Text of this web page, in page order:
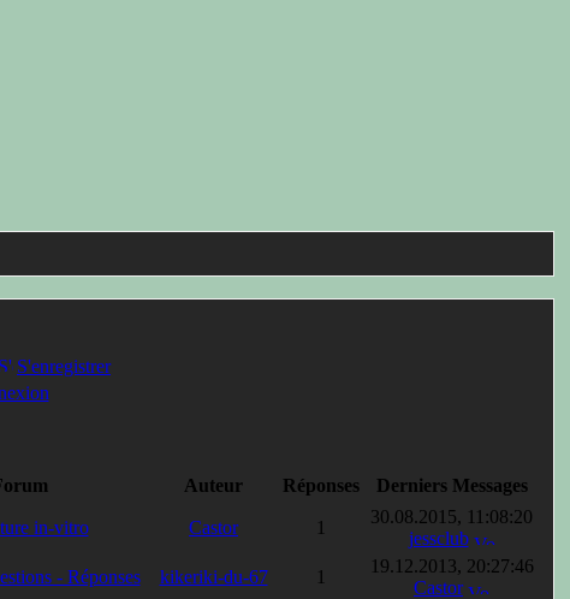
S'enregistrer
Auteur Réponses Derniers Messages
in-vitro Castor 1
30.08.2015, 11:08:20
jessclub
- Réponses kikeriki-du-67 1
19.12.2013, 20:27:46
Castor